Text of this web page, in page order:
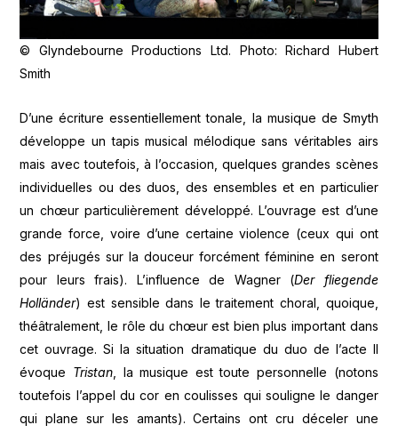
© Glyndebourne Productions Ltd. Photo: Richard Hubert
Smith
D’une écriture essentiellement tonale, la musique de Smyth
développe un tapis musical mélodique sans véritables airs
mais avec toutefois, à l’occasion, quelques grandes scènes
individuelles ou des duos, des ensembles et en particulier
un chœur particulièrement développé. L’ouvrage est d’une
grande force, voire d’une certaine violence (ceux qui ont
des préjugés sur la douceur forcément féminine en seront
pour leurs frais). L’influence de Wagner (Der fliegende
Holländer) est sensible dans le traitement choral, quoique,
théâtralement, le rôle du chœur est bien plus important dans
cet ouvrage. Si la situation dramatique du duo de l’acte II
évoque Tristan, la musique est toute personnelle (notons
toutefois l’appel du cor en coulisses qui souligne le danger
qui plane sur les amants). Certains ont cru déceler une